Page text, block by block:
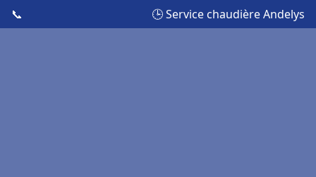
📞 🕒 Service chaudière Andelys